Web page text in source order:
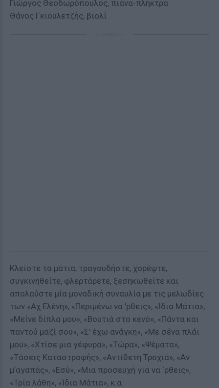
Γιώργος Θεοδωρόπουλος, πιάνα-πλήκτρα
Θάνος Γκιουλετζής, βιολί
Κλείστε τα μάτια, τραγουδήστε, χορέψτε,
συγκινηθείτε, φλερτάρετε, ξεσηκωθείτε και
απολαύστε μία μοναδική συναυλία με τις μελωδίες
των «Αχ Ελένη», «Περιμένω να 'ρθεις», «Ίδια Μάτια»,
«Μείνε δίπλα μου», «Βουτιά στο κενό», «Πάντα και
παντού μαζί σου», «Σ' έχω ανάγκη», «Με σένα πλάι
μου», «Χτίσε μια γέφυρα», «Τώρα», «Ψέματα»,
«Τάσεις Καταστροφής», «Αντίθετη Τροχιά», «Αν
μʼαγαπάς», «Εσύ», «Μια προσευχή για να ʽρθεις»,
«Τρία λάθη», «Ίδια Μάτια», κ.α.